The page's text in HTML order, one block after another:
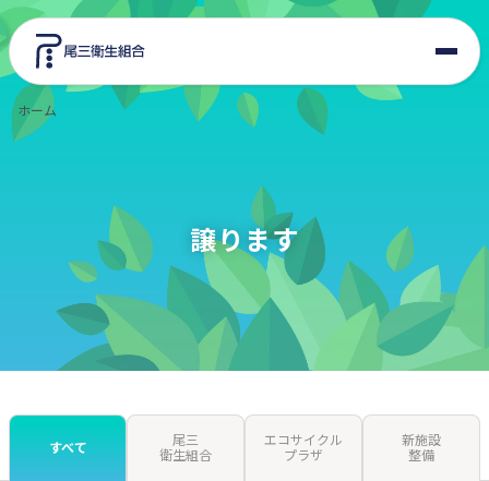
東郷美化センター
組合情報
入札・契約
交通アクセス
ホーム
譲ります
すべて
尾三
衛生組合
エコサイクル
プラザ
新施設
整備